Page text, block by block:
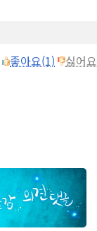
좋아요(1) 싫어요